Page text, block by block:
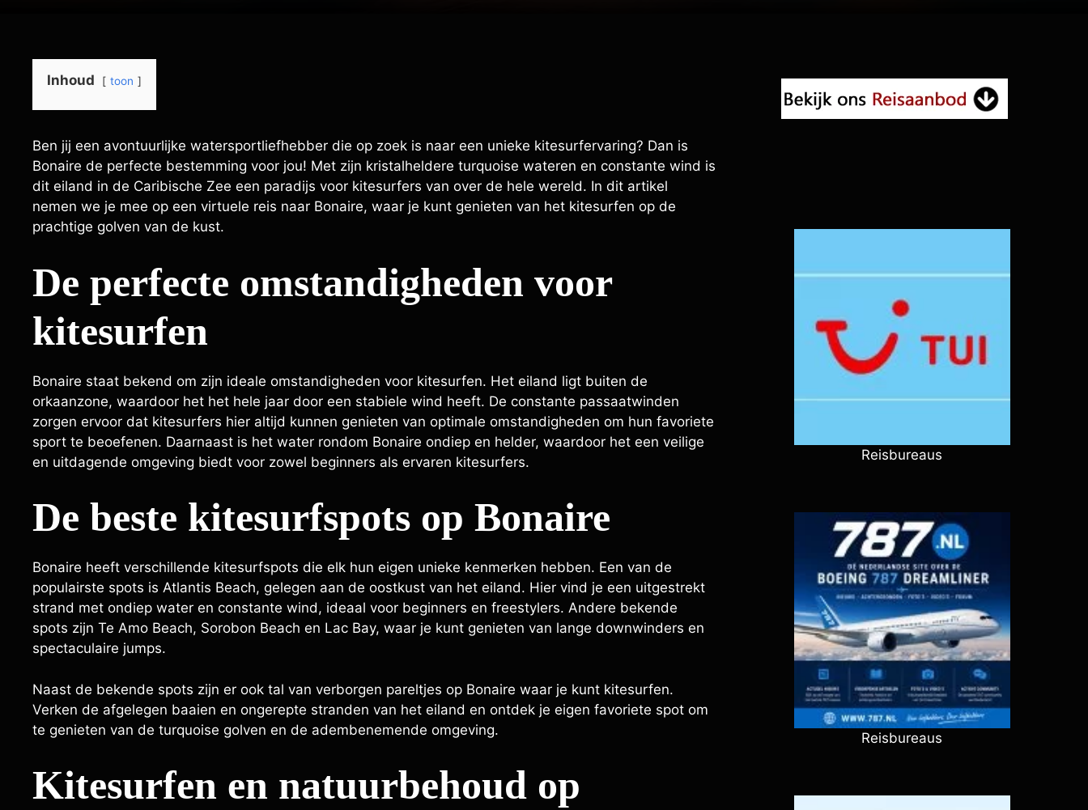
Inhoud toon
Ben jij een avontuurlijke watersportliefhebber die op zoek is naar een unieke kitesurfervaring? Dan is
Bonaire de perfecte bestemming voor jou! Met zijn kristalheldere turquoise wateren en constante wind is
dit eiland in de Caribische Zee een paradijs voor kitesurfers van over de hele wereld. In dit artikel
nemen we je mee op een virtuele reis naar Bonaire, waar je kunt genieten van het kitesurfen op de
prachtige golven van de kust.
De perfecte omstandigheden voor
kitesurfen
Bonaire staat bekend om zijn ideale omstandigheden voor kitesurfen. Het eiland ligt buiten de
orkaanzone, waardoor het het hele jaar door een stabiele wind heeft. De constante passaatwinden
zorgen ervoor dat kitesurfers hier altijd kunnen genieten van optimale omstandigheden om hun favoriete
sport te beoefenen. Daarnaast is het water rondom Bonaire ondiep en helder, waardoor het een veilige
en uitdagende omgeving biedt voor zowel beginners als ervaren kitesurfers.
De beste kitesurfspots op Bonaire
Bonaire heeft verschillende kitesurfspots die elk hun eigen unieke kenmerken hebben. Een van de
populairste spots is Atlantis Beach, gelegen aan de oostkust van het eiland. Hier vind je een uitgestrekt
strand met ondiep water en constante wind, ideaal voor beginners en freestylers. Andere bekende
spots zijn Te Amo Beach, Sorobon Beach en Lac Bay, waar je kunt genieten van lange downwinders en
spectaculaire jumps.
Naast de bekende spots zijn er ook tal van verborgen pareltjes op Bonaire waar je kunt kitesurfen.
Verken de afgelegen baaien en ongerepte stranden van het eiland en ontdek je eigen favoriete spot om
te genieten van de turquoise golven en de adembenemende omgeving.
Kitesurfen en natuurbehoud op
Reisbureaus
Reisbureaus